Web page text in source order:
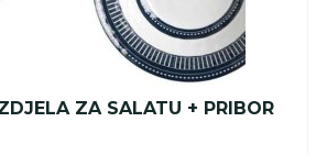
ZA SALATU + PRIBOR